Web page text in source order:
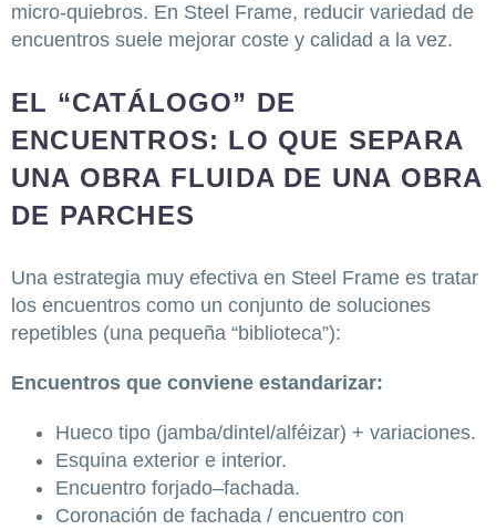
micro-quiebros. En Steel Frame, reducir variedad de
encuentros suele mejorar coste y calidad a la vez.
EL “CATÁLOGO” DE
ENCUENTROS: LO QUE SEPARA
UNA OBRA FLUIDA DE UNA OBRA
DE PARCHES
Una estrategia muy efectiva en Steel Frame es tratar
los encuentros como un conjunto de soluciones
repetibles (una pequeña “biblioteca”):
Encuentros que conviene estandarizar:
Hueco tipo (jamba/dintel/alféizar) + variaciones.
Esquina exterior e interior.
Encuentro forjado–fachada.
Coronación de fachada / encuentro con